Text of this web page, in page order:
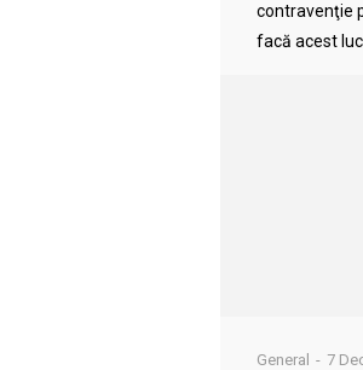
contravenţie
facă acest
General 7